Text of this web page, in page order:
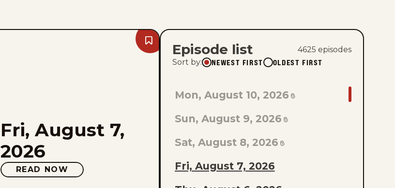
Bookmark
Fri,
Fri, August 7,
2026
READ NOW
Episode list 4625 episodes
Sort by: NEWEST FIRST OLDEST FIRST
GO
TO
LAST
EPISODE
OF
THE
Mon, August 10, 2026
Sun, August 9, 2026
Sat, August 8, 2026
Fri, August 7, 2026